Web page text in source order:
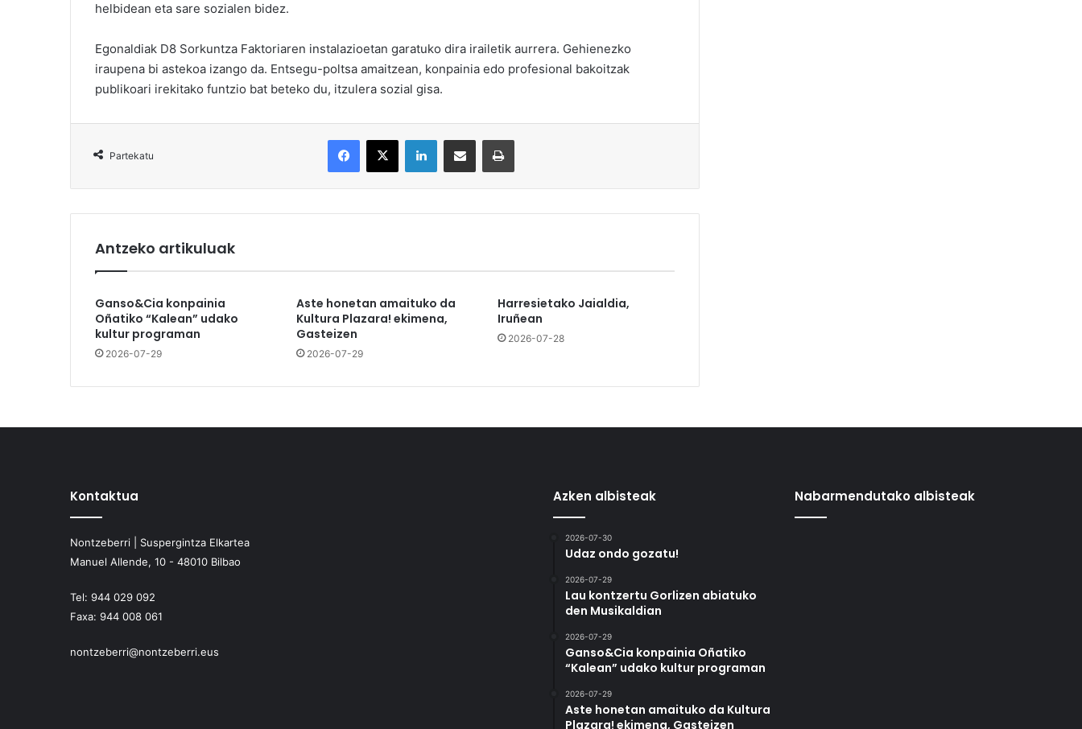
helbidean eta sare sozialen bidez.
Egonaldiak D8 Sorkuntza Faktoriaren instalazioetan garatuko dira irailetik aurrera. Gehienezko
iraupena bi astekoa izango da. Entsegu-poltsa amaitzean, konpainia edo profesional bakoitzak
publikoari irekitako funtzio bat beteko du, itzulera sozial gisa.
Partekatu
Antzeko artikuluak
Ganso&Cia konpainia
Oñatiko “Kalean” udako
kultur programan
2026-07-29
Aste honetan amaituko da
Kultura Plazara! ekimena,
Gasteizen
2026-07-29
Harresietako Jaialdia,
Iruñean
2026-07-28
Kontaktua
Nontzeberri | Suspergintza Elkartea
Manuel Allende, 10 - 48010 Bilbao
Tel: 944 029 092
Faxa: 944 008 061
nontzeberri@nontzeberri.eus
Azken albisteak
2026-07-30
Udaz ondo gozatu!
2026-07-29
Lau kontzertu Gorlizen abiatuko
den Musikaldian
2026-07-29
Ganso&Cia konpainia Oñatiko
“Kalean” udako kultur programan
2026-07-29
Aste honetan amaituko da Kultura
Plazara! ekimena, Gasteizen
Nabarmendutako albisteak